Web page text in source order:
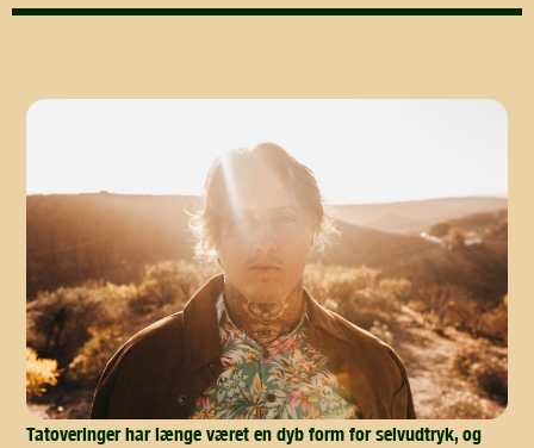
Tatoveringer har længe været en dyb form for selvudtryk, og